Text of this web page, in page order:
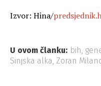
Izvor: Hina/
U ovom članku: bih,
Sinjska alka, Zoran